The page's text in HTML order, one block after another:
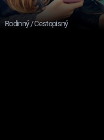
Rodinný / Cestopisný